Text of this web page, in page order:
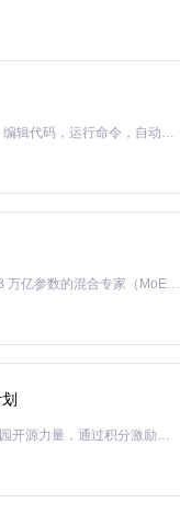
署的价值释放
习惯。某开源项目维
）。
人开发团队的协作效
力矩阵后，系统上线
操作指南
落地效率提升30%，资
系统内存不低于8GB
Claude Code 的开源替代方案。连接任意大模型，编辑代码，运行命令，自动验证 — 全自动执行。用 Rust 构建，极致性能。 ｜ An open-source alternative to Claude Code. Connect any LLM, edit code, run commands, and verify changes — autonomously. Built in Rust for speed. Get Started
Kimi K3 是Kimi能力最强的模型：这是一个拥有 2.8 万亿参数的混合专家（MoE）模型，具备原生视觉理解能力，并支持 100 万 token 的上下文窗口。
「源启盛夏」暑期校园开发者成长计划旨在激活校园开源力量，通过积分激励、认证扶持、资源倾斜等形式，引导高校组织和开发者完成「入驻 — 建项目 — 做贡献 — 获认证 — 得资源」的完整闭环。无论你是想带领社团入驻平台的组织者，还是希望用代码贡献证明自己的开发者，都能在这里找到属于你的成长路径。